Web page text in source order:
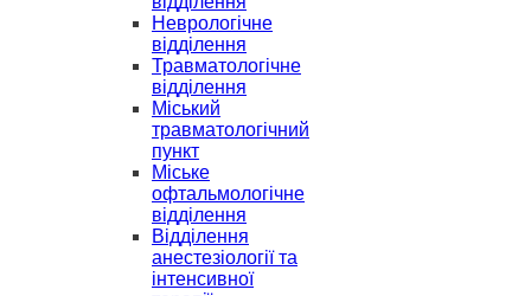
Неврологічне
відділення
Травматологічне
відділення
Міський
травматологічний
пункт
Міське
офтальмологічне
відділення
Відділення
анестезіології та
інтенсивної